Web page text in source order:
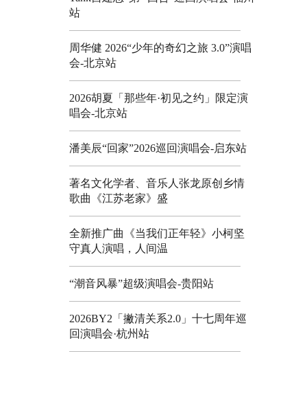
站
周华健 2026“少年的奇幻之旅 3.0”演唱
会-北京站
2026胡夏「那些年·初见之约」限定演
唱会-北京站
潘美辰“回家”2026巡回演唱会-启东站
著名文化学者、音乐人张龙原创乡情
歌曲《江苏老家》盛
全新推广曲《当我们正年轻》小柯坚
守真人演唱，人间温
“潮音风暴”超级演唱会-贵阳站
2026BY2「撇清关系2.0」十七周年巡
回演唱会·杭州站